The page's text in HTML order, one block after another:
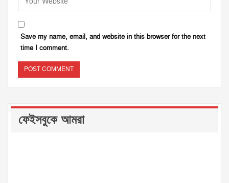
Save my name, email, and website in this browser for the next
time I comment.
ফেইসবুকে আমরা